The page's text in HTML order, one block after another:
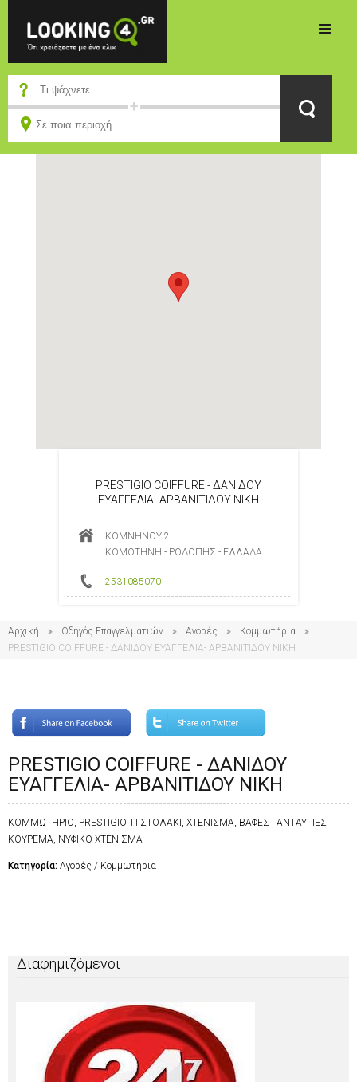
PRESTIGIO COIFFURE - ΔΑΝΙΔΟΥ
ΕΥΑΓΓΕΛΙΑ- ΑΡΒΑΝΙΤΙΔΟΥ ΝΙΚΗ
ΚΟΜΝΗΝΟΥ 2
ΚΟΜΟΤΗΝΗ - ΡΟΔΟΠΗΣ - ΕΛΛΑΔΑ
2531085070
Αρχική Οδηγός Επαγγελματιών Αγορές
Κομμωτήρια
PRESTIGIO COIFFURE - ΔΑΝΙΔΟΥ ΕΥΑΓΓΕΛΙΑ- ΑΡΒΑΝΙΤΙΔΟΥ ΝΙΚΗ
PRESTIGIO COIFFURE - ΔΑΝΙΔΟΥ
ΕΥΑΓΓΕΛΙΑ- ΑΡΒΑΝΙΤΙΔΟΥ ΝΙΚΗ
ΚΟΜΜΩΤΗΡΙΟ, PRESTIGIO, ΠΙΣΤΟΛΑΚΙ, ΧΤΕΝΙΣΜΑ, ΒΑΦΕΣ , ΑΝΤΑΥΓΙΕΣ,
ΚΟΥΡΕΜΑ, ΝΥΦΙΚΟ ΧΤΕΝΙΣΜΑ
Κατηγορία: Αγορές / Κομμωτήρια
Διαφημιζόμενοι